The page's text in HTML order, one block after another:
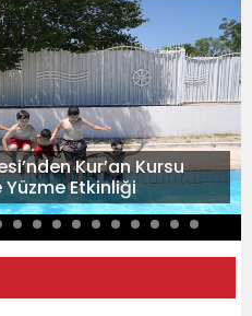
Kur’an Kursu
Etkinliği